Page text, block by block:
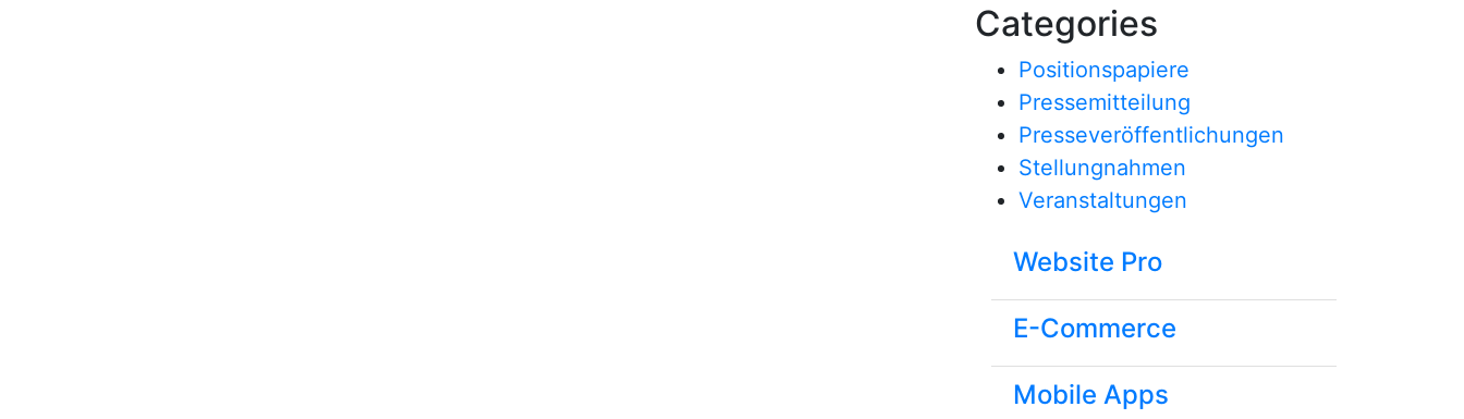
Categories
Positionspapiere
Pressemitteilung
Presseveröffentlichungen
Stellungnahmen
Veranstaltungen
Website Pro
E-Commerce
Mobile Apps